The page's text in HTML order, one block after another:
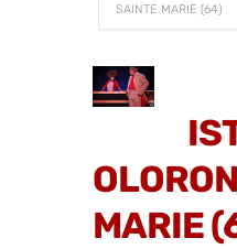
SAINTE MARIE (64)
MARIE